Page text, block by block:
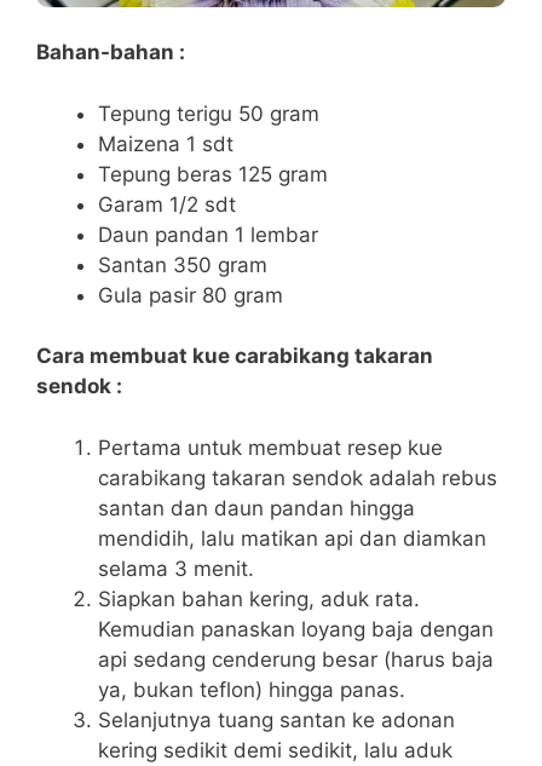
Bahan-bahan :
Tepung terigu 50 gram
Maizena 1 sdt
Tepung beras 125 gram
Garam 1/2 sdt
Daun pandan 1 lembar
Santan 350 gram
Gula pasir 80 gram
Cara membuat kue carabikang takaran
sendok :
Pertama untuk membuat resep kue
carabikang takaran sendok adalah rebus
santan dan daun pandan hingga
mendidih, lalu matikan api dan diamkan
selama 3 menit.
Siapkan bahan kering, aduk rata.
Kemudian panaskan loyang baja dengan
api sedang cenderung besar (harus baja
ya, bukan teflon) hingga panas.
Selanjutnya tuang santan ke adonan
kering sedikit demi sedikit, lalu aduk